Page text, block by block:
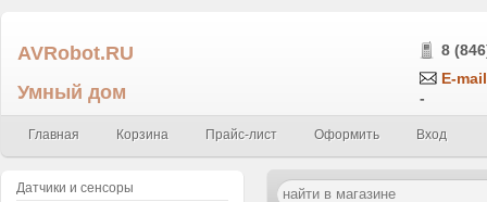
AVRobot.RU
Умный дом
8
E-
-
Главная Корзина Прайс-лист Оформить Вход
Датчики и сенсоры